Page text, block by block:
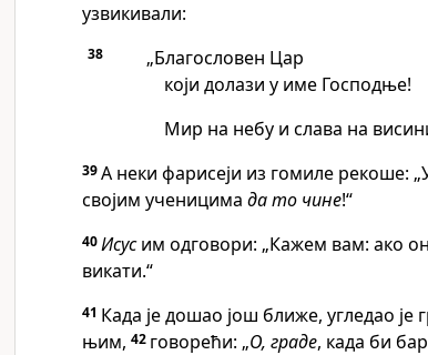
узвикивали:
38
„Благословен Цар
који долази у име Господње!
Мир на небу и слава на
39А неки фарисеји из гомиле рекоше:
својим ученицима да то чине!“
40Исусим одговори: „Кажем вам: ако
викати.“
41 Када је дошао још ближе, угледао је
њим, 42 говорећи: „О, граде, када би